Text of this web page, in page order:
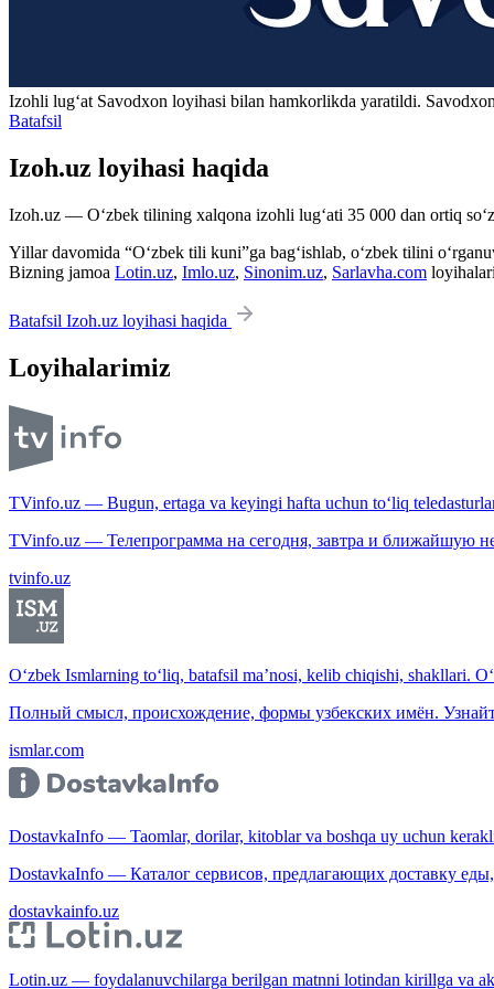
Izohli lugʻat Savodxon loyihasi bilan hamkorlikda yaratildi.
Batafsil
Izoh.uz loyihasi haqida
Izoh.uz — O‘zbek tilining xalqona izohli lug‘ati 35 000 dan ortiq
Yillar davomida “O‘zbek tili kuni”ga bag‘ishlab, o‘zbek tilini
Bizning jamoa Lotin.uz, Imlo.uz, Sinonim.uz, Sarlavha.com
Batafsil Izoh.uz loyihasi haqida
Loyihalarimiz
TVinfo.uz — Bugun, ertaga va keyingi hafta uchun to‘liq
TVinfo.uz — Телепрограмма на сегодня, завтра и ближайшую
tvinfo.uz
O‘zbek Ismlarning to‘liq, batafsil ma’nosi, kelib chiqishi, shakllari.
Полный смысл, происхождение, формы узбекских имён.
ismlar.com
DostavkaInfo — Taomlar, dorilar, kitoblar va boshqa uy uchun
DostavkaInfo — Каталог сервисов, предлагающих доставку
dostavkainfo.uz
Lotin.uz — foydalanuvchilarga berilgan matnni lotindan kirillga va